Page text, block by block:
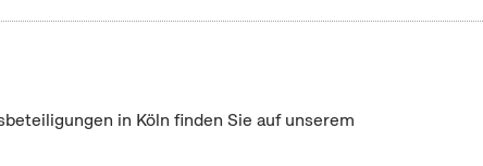
in Köln finden Sie auf unserem